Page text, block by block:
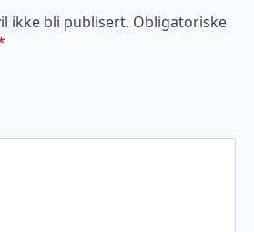
ikke bli publisert. Obligatoriske